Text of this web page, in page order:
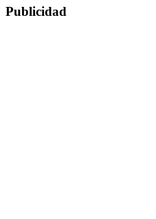
Publicidad